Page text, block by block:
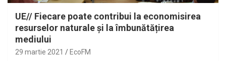
UE// Fiecare poate contribui la economisirea
resurselor naturale și la îmbunătățirea
mediului
29 martie 2021 EcoFM